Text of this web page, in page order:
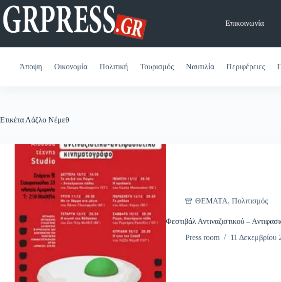
Μετάβαση
στο
περιεχόμενο
Επικοινωνία
Άποψη Οικονομία Πολιτική Τουρισμός Ναυτιλία Περιφέρειες
Ετικέτα Λάζλο Νέμεθ
ΘΕΜΑΤΑ, Πολιτισμός
Φεστιβάλ Αντιναζιστικού –
Press room
11 Δεκεμβρίου